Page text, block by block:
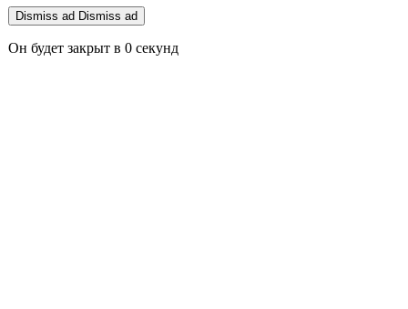
Dismiss ad Dismiss ad
Он будет закрыт в 0 секунд